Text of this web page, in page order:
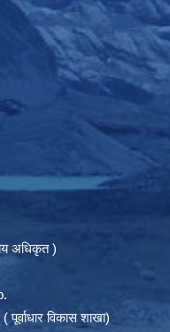
अधिकृत )
.
( पूर्वाधार विकास शाखा)